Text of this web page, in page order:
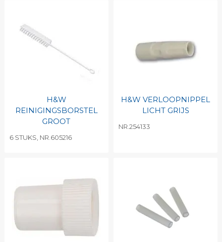
H&W
REINIGINGSBORSTEL
GROOT
6 STUKS, NR.605216
H&W VERLOOPNIPPEL
LICHT GRIJS
NR.254133